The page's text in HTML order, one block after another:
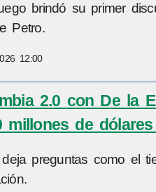
brindó su primer
Petro.
12:00
2.0 con De la
millones de
deja preguntas como